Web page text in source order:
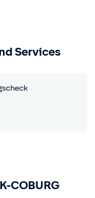
Services
COBURG